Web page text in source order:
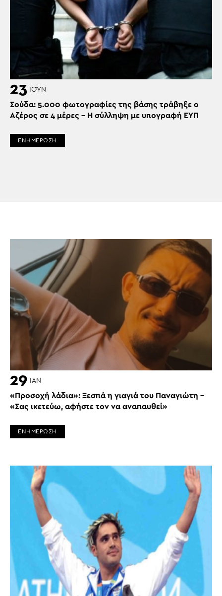
23 ΙΟΎΝ
Σούδα: 5.000 φωτογραφίες της βάσης τράβηξε ο
Αζέρος σε 4 μέρες – H σύλληψη με υπογραφή ΕΥΠ
ΕΝΗΜΕΡΩΣΗ
29 ΙΑΝ
«Προσοχή λάδια»: Ξεσπά η γιαγιά του Παναγιώτη –
«Σας ικετεύω, αφήστε τον να αναπαυθεί»
ΕΝΗΜΕΡΩΣΗ